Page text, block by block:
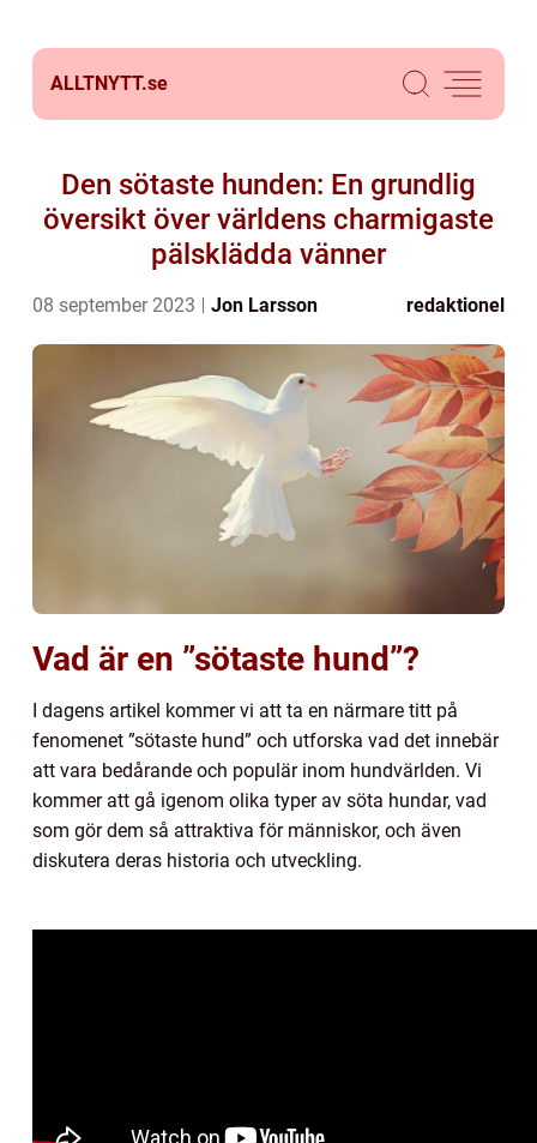
ALLTNYTT.se
Den sötaste hunden: En grundlig
översikt över världens charmigaste
pälsklädda vänner
08 september 2023 Jon Larsson redaktionel
Vad är en ”sötaste hund”?
I dagens artikel kommer vi att ta en närmare titt på
fenomenet ”sötaste hund” och utforska vad det innebär
att vara bedårande och populär inom hundvärlden. Vi
kommer att gå igenom olika typer av söta hundar, vad
som gör dem så attraktiva för människor, och även
diskutera deras historia och utveckling.